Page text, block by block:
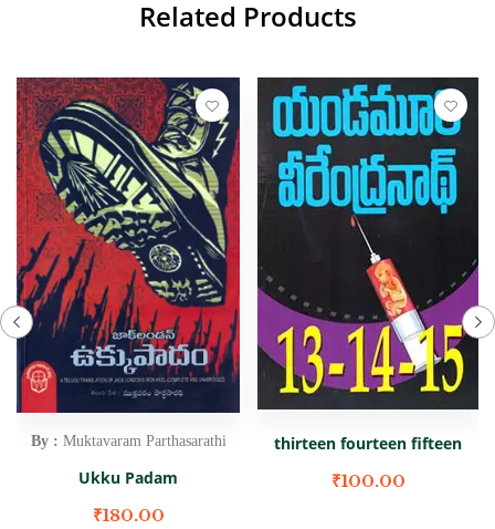
Related Products
By : Muktavaram Parthasarathi
Ukku Padam
₹180.00
thirteen fourteen fifteen
₹100.00